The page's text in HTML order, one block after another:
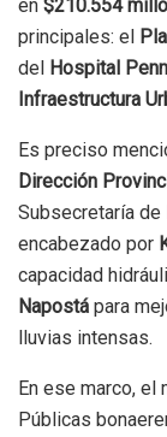
en $210.554
principales: el
del Hospital
Infraestructura
Es preciso
Dirección
Subsecretaría
encabezado por
capacidad
Napostá para
lluvias intensas.
En ese marco, el
Públicas